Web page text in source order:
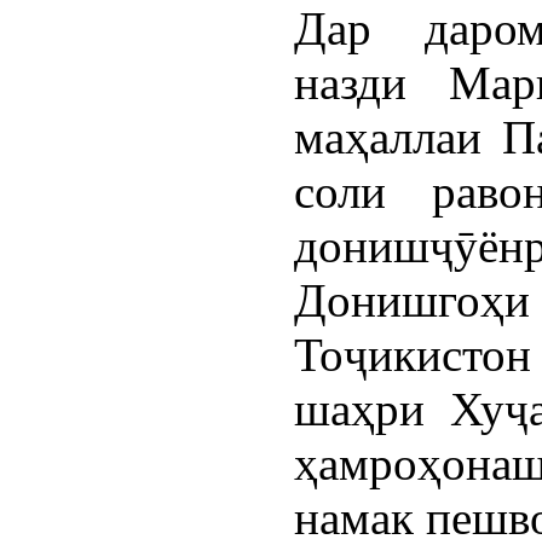
Дар
назди
маҳаллаи
соли
Донишгоҳи
шаҳри
намак